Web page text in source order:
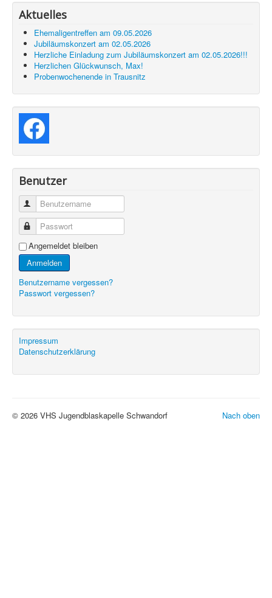
Aktuelles
Ehemaligentreffen am 09.05.2026
Jubiläumskonzert am 02.05.2026
Herzliche Einladung zum Jubiläumskonzert am 02.05.2026!!!
Herzlichen Glückwunsch, Max!
Probenwochenende in Trausnitz
Benutzer
Benutzername
Passwort
Angemeldet bleiben
Anmelden
Benutzername vergessen?
Passwort vergessen?
Impressum
Datenschutzerklärung
Nach oben
© 2026 VHS Jugendblaskapelle Schwandorf